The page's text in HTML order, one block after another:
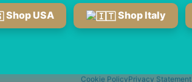
services
Cookie PolicyPrivacy Statement
Shop USA Shop Italy